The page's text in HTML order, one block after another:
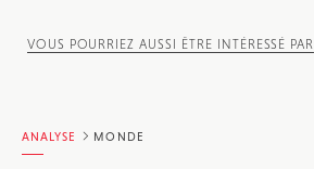
VOUS POURRIEZ AUSSI ÊTRE INTÉRESSÉ PAR
ANALYSE MONDE